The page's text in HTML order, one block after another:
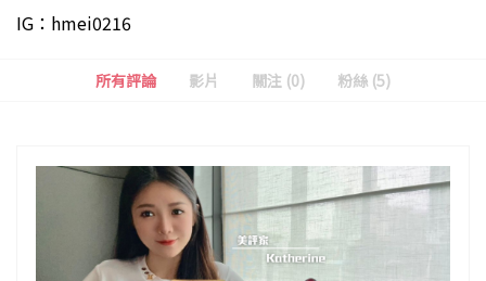
IG：hmei0216
所有評論 影片 關注 (0) 粉絲 (5)